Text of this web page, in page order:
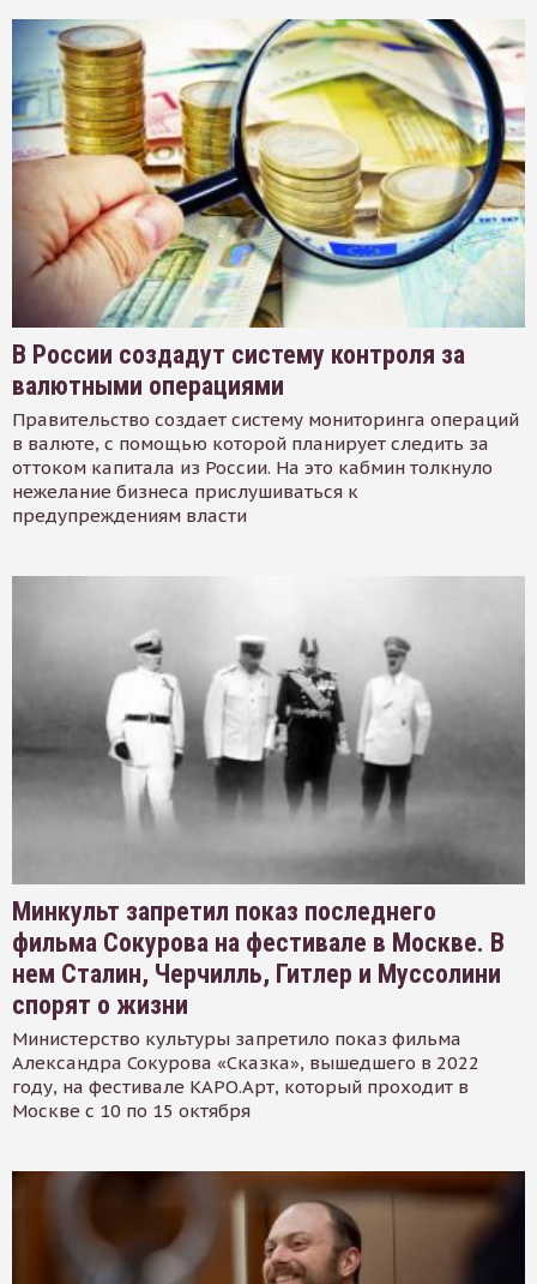
В России создадут систему контроля за
валютными операциями
Правительство создает систему мониторинга операций
в валюте, с помощью которой планирует следить за
оттоком капитала из России. На это кабмин толкнуло
нежелание бизнеса прислушиваться к
предупреждениям власти
Минкульт запретил показ последнего
фильма Сокурова на фестивале в Москве. В
нем Сталин, Черчилль, Гитлер и Муссолини
спорят о жизни
Министерство культуры запретило показ фильма
Александра Сокурова «Сказка», вышедшего в 2022
году, на фестивале КАРО.Арт, который проходит в
Москве с 10 по 15 октября